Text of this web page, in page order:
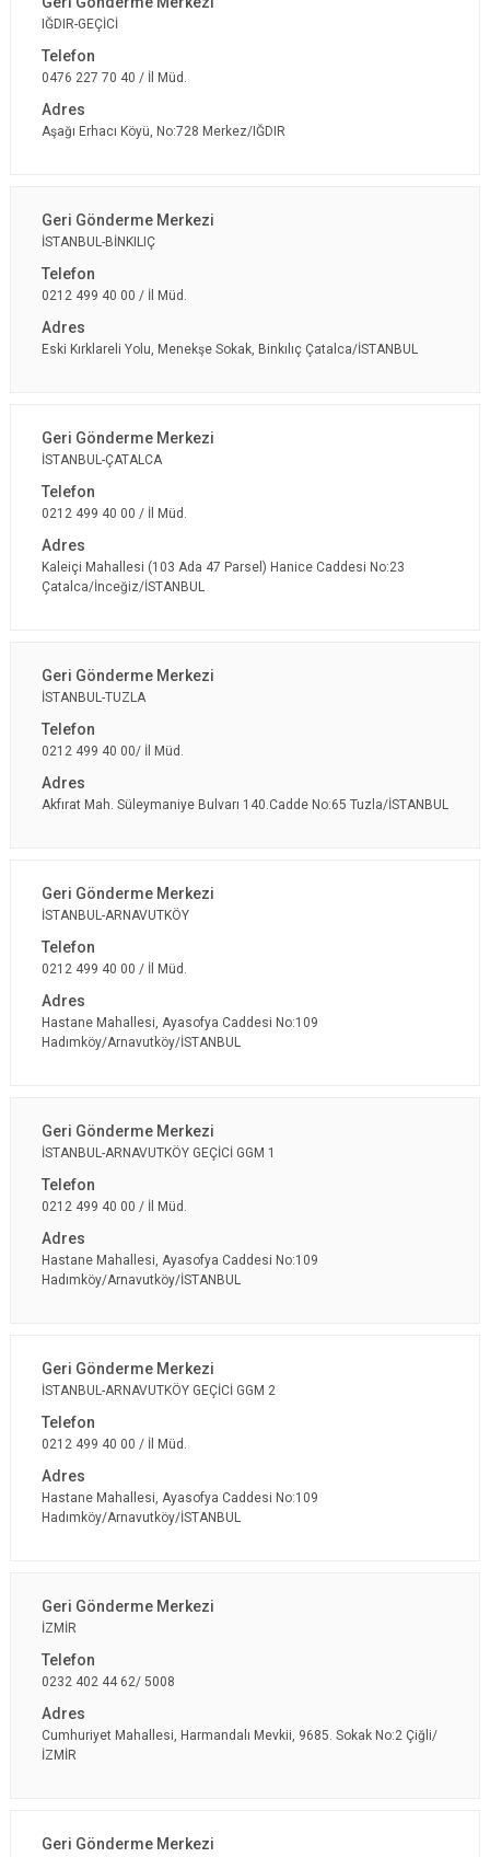
IĞDIR-GEÇİCİ
0476 227 70 40 / İl Müd.
Aşağı Erhacı Köyü, No:728 Merkez/IĞDIR
İSTANBUL-BİNKILIÇ
0212 499 40 00 / İl Müd.
Eski Kırklareli Yolu, Menekşe Sokak, Binkılıç Çatalca/İSTANBUL
İSTANBUL-ÇATALCA
0212 499 40 00 / İl Müd.
Kaleiçi Mahallesi (103 Ada 47 Parsel) Hanice Caddesi No:23
Çatalca/İnceğiz/İSTANBUL
İSTANBUL-TUZLA
0212 499 40 00/ İl Müd.
Akfırat Mah. Süleymaniye Bulvarı 140.Cadde No:65 Tuzla/İSTANBUL
İSTANBUL-ARNAVUTKÖY
0212 499 40 00 / İl Müd.
Hastane Mahallesi, Ayasofya Caddesi No:109
Hadımköy/Arnavutköy/İSTANBUL
İSTANBUL-ARNAVUTKÖY GEÇİCİ GGM 1
0212 499 40 00 / İl Müd.
Hastane Mahallesi, Ayasofya Caddesi No:109
Hadımköy/Arnavutköy/İSTANBUL
İSTANBUL-ARNAVUTKÖY GEÇİCİ GGM 2
0212 499 40 00 / İl Müd.
Hastane Mahallesi, Ayasofya Caddesi No:109
Hadımköy/Arnavutköy/İSTANBUL
İZMİR
0232 402 44 62/ 5008
Cumhuriyet Mahallesi, Harmandalı Mevkii, 9685. Sokak No:2 Çiğli/
İZMİR